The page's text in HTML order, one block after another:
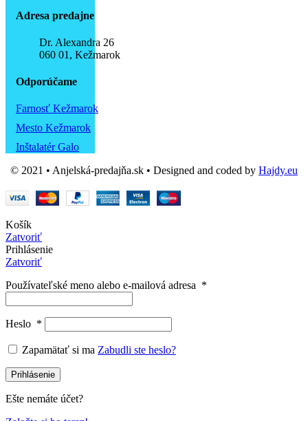
Adresa predajne
Dr. Alexandra 26
060 01, Kežmarok
Odporúčame
Farnosť Kežmarok
Mesto Kežmarok
Inštalatér Galo
© 2021 • Anjelská-predajňa.sk • Designed and coded by Hajdy.eu
Košík
Zatvoriť
Prihlásenie
Zatvoriť
Používateľské meno alebo e-mailová adresa *
Heslo *
Zapamätať si ma Zabudli ste heslo?
Prihlásenie
Ešte nemáte účet?